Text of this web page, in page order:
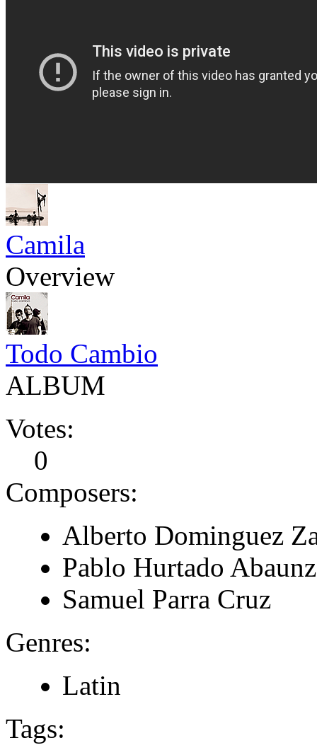
Camila
Overview
Todo Cambio
ALBUM
Votes:
0
Composers:
Alberto Dominguez
Pablo Hurtado
Samuel Parra Cruz
Genres:
Latin
Tags: